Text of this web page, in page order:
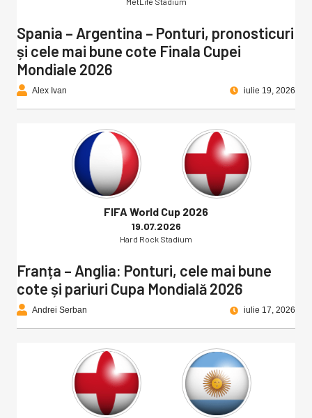
Spania – Argentina – Ponturi, pronosticuri
și cele mai bune cote Finala Cupei
Mondiale 2026
Alex Ivan iulie 19, 2026
FIFA World Cup 2026
19.07.2026
Hard Rock Stadium
Franța – Anglia: Ponturi, cele mai bune
cote și pariuri Cupa Mondială 2026
Andrei Serban iulie 17, 2026